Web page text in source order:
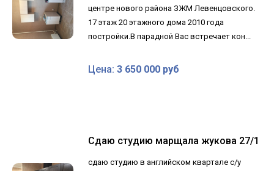
центре нового района ЗЖМ Левенцовского.
17 этаж 20 этажного дома 2010 года
постройки.В парадной Вас встречает кон...
Цена: 3 650 000 руб
Сдаю студию марщала жукова 27/1
сдаю студию в английском квартале с/у